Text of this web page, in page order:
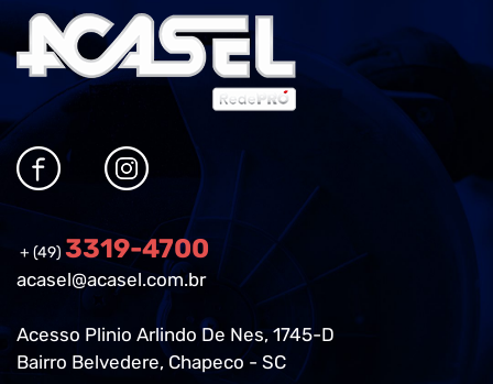
+ (49) 3319-4700
acasel@acasel.com.br
Acesso Plinio Arlindo De Nes, 1745-D
Bairro Belvedere, Chapeco - SC